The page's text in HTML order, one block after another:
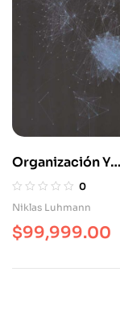
Organización Y
Decisión
0
Niklas Luhmann
$99,999.00